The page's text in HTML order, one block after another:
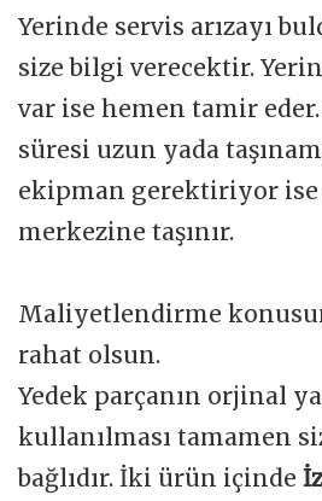
Yerinde servis arızayı
size bilgi verecektir.
var ise hemen tamir
süresi uzun yada
ekipman gerektiriyor ise
merkezine taşınır.
Maliyetlendirme
rahat olsun.
Yedek parçanın orjinal
kullanılması tamamen
bağlıdır. İki ürün içinde